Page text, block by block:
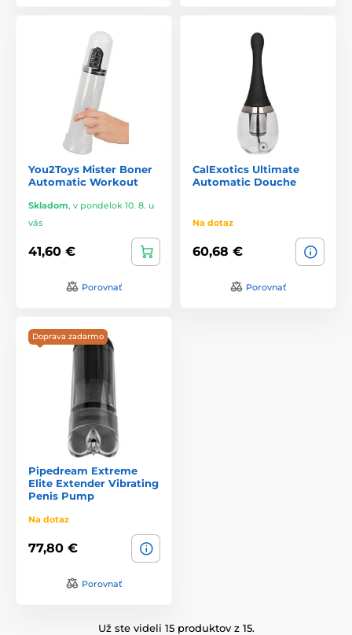
You2Toys Mister Boner
Automatic Workout
Skladom, v pondelok 10. 8. u
vás
41,60 €
Porovnať
CalExotics Ultimate
Automatic Douche
Na dotaz
60,68 €
Porovnať
Doprava zadarmo
Pipedream Extreme
Elite Extender Vibrating
Penis Pump
Na dotaz
77,80 €
Porovnať
Už ste videli 15 produktov z 15.